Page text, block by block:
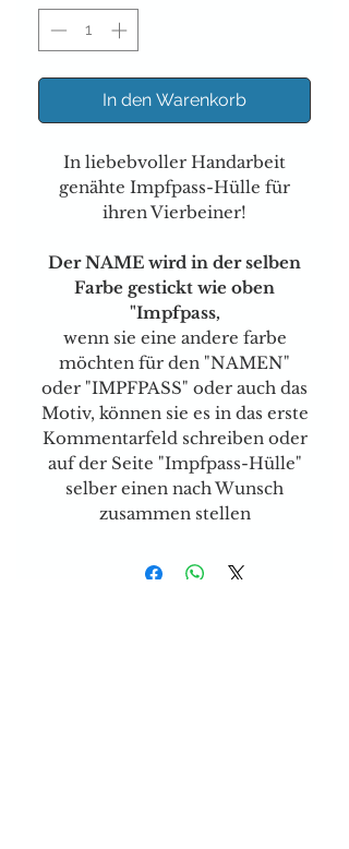
In den Warenkorb
In liebebvoller Handarbeit
genähte Impfpass-Hülle für
ihren Vierbeiner!
Der NAME wird in der selben
Farbe gestickt wie oben
"Impfpass,
wenn sie eine andere farbe
möchten für den "NAMEN"
oder "IMPFPASS" oder auch das
Motiv, können sie es in das erste
Kommentarfeld schreiben oder
auf der Seite "Impfpass-Hülle"
selber einen nach Wunsch
zusammen stellen